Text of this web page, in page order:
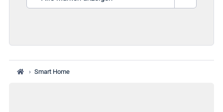
› Smart Home